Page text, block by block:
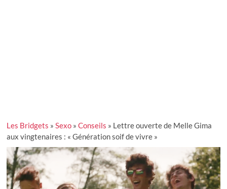
Les Bridgets »Sexo »Conseils » Lettre ouverte de Melle Gima
aux vingtenaires : « Génération soif de vivre »